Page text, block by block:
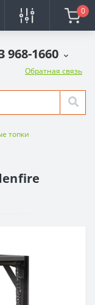
0
968-1660
Обратная связь
топки